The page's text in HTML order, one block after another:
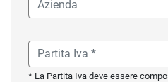
* La Partita Iva deve essere